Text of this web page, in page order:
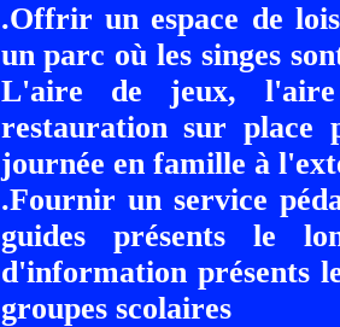
.Offrir un espace de
un parc où les singes
L'aire de jeux,
restauration sur place
journée en famille à
.Fournir un service
guides présents le
d'information présents
groupes scolaires